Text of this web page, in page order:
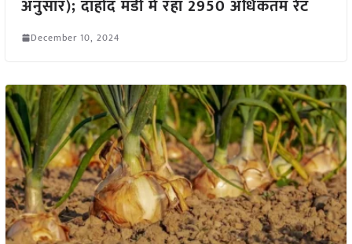
अनुसार); दाहोद मंडी में रहा 2950 अधिकतम रेट
December 10, 2024